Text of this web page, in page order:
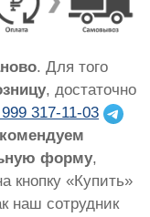
. Для того
, достаточно
317-11-03
форму,
кнопку «Купить»
наш сотрудник